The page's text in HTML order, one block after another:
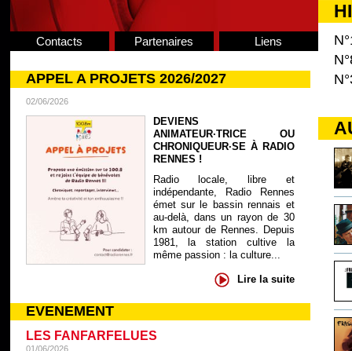
Contacts Partenaires Liens
APPEL A PROJETS 2026/2027
02/06/2026
DEVIENS
ANIMATEUR·TRICE OU
CHRONIQUEUR·SE À RADIO
RENNES !
Radio locale, libre et
indépendante, Radio Rennes
émet sur le bassin rennais et
au-delà, dans un rayon de 30
km autour de Rennes. Depuis
1981, la station cultive la
même passion : la culture...
Lire la suite
EVENEMENT
LES FANFARFELUES
01/06/2026